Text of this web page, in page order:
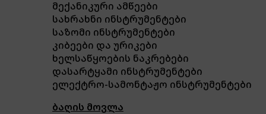
მექანიკური ამწეები
სახრახნი ინსტრუმენტები
საზომი ინსტრუმენტები
კიბეები და ურიკები
ხელსაწყოების ნაკრებები
დასარტყამი ინსტრუმენტები
ელექტრო-სამონტაჟო ინსტრუმენტები
ბაღის მოვლა